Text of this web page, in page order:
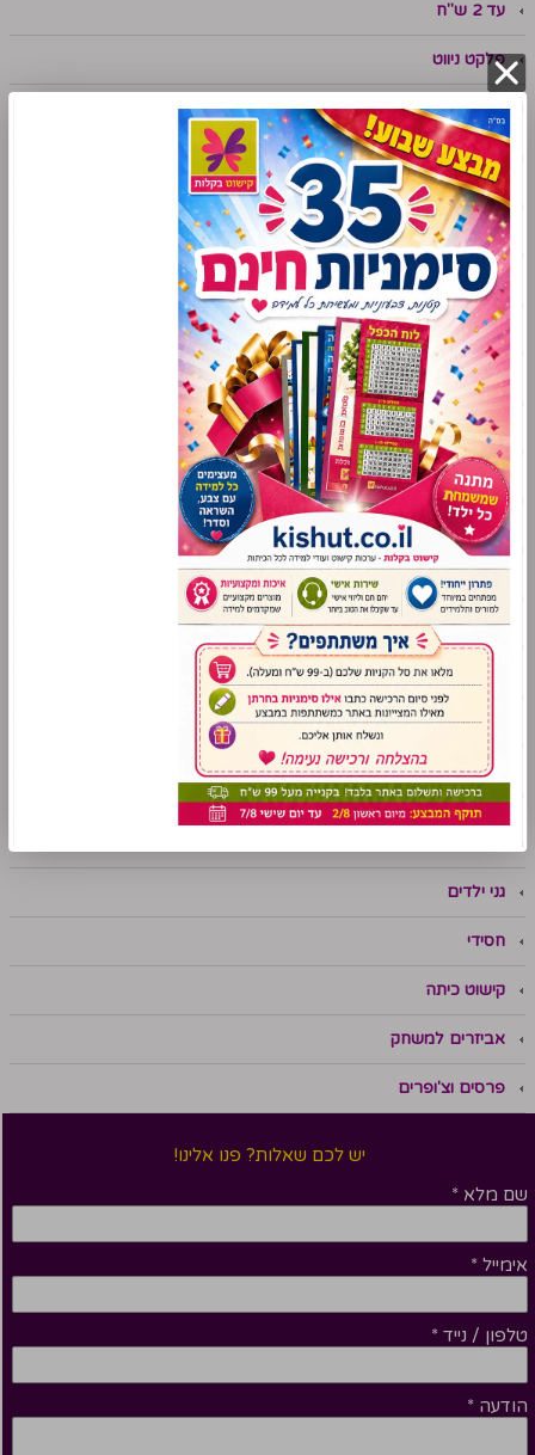
עד 2 ש"ח
פלקט ניווט
ערכות תוכן
תנ"ך
מתמטיקה
שפה
אנגלית
עזרי למידה לתלמידי שילוב
סימניות לימודיות
מניפות לימודיות
משחקי למידה
סדרת "משחק לחג"
סדרת "מושג לחג"
פתגמים ואימרות
עונות השנה
מזכרות ומתנות
מסיבת הסידור
גני ילדים
חסידי
קישוט כיתה
אביזרים למשחק
פרסים וצ'ופרים
יש לכם שאלות? פנו אלינו!
שם מלא *
אימייל *
טלפון / נייד *
הודעה *